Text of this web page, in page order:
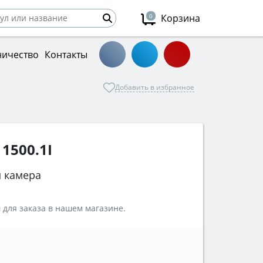
0 Корзина
Контакты
Добавить в избранное
1500.1I
камера
заказа в нашем магазине.